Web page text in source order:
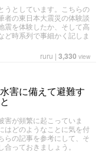
うとしています。こちらの
者の東日本大震災の体験談
震を体験したか、そして高
ど時系列で事細かく記しま
ruru | 3,330 view
害に備えて避難す
害が頻繁に起こっていま
はどのようなことに気を付
らの記事を参考にして、そ
っておきましょう。